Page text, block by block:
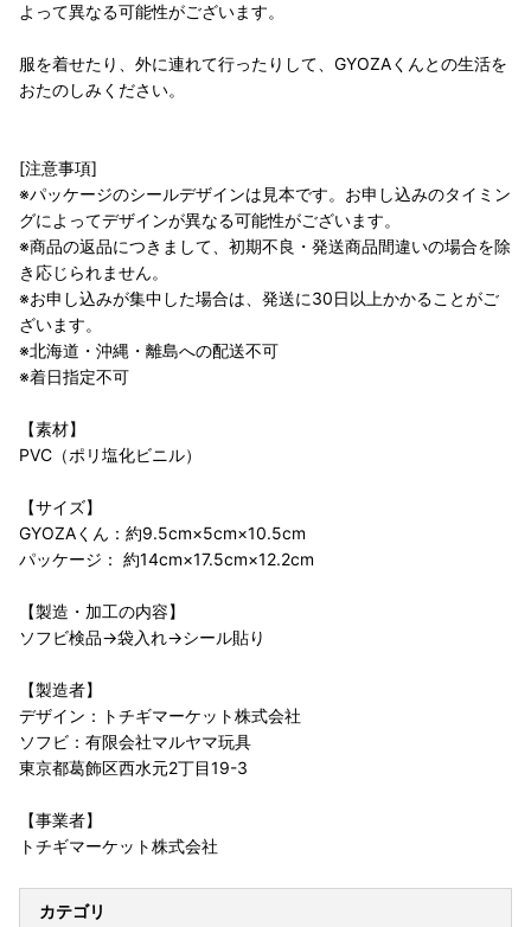
よって異なる可能性がございます。
服を着せたり、外に連れて行ったりして、GYOZAくんとの生活を
おたのしみください。
[注意事項]
※パッケージのシールデザインは見本です。お申し込みのタイミン
グによってデザインが異なる可能性がございます。
※商品の返品につきまして、初期不良・発送商品間違いの場合を除
き応じられません。
※お申し込みが集中した場合は、発送に30日以上かかることがご
ざいます。
※北海道・沖縄・離島への配送不可
※着日指定不可
【素材】
PVC（ポリ塩化ビニル）
【サイズ】
GYOZAくん：約9.5cm×5cm×10.5cm
パッケージ： 約14cm×17.5cm×12.2cm
【製造・加工の内容】
ソフビ検品→袋入れ→シール貼り
【製造者】
デザイン：トチギマーケット株式会社
ソフビ：有限会社マルヤマ玩具
東京都葛飾区西水元2丁目19-3
【事業者】
トチギマーケット株式会社
カテゴリ